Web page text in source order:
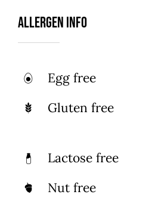
Allergen Info
Egg free
Gluten free
Lactose free
Nut free